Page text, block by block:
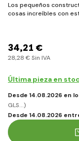
Los pequeños
cosas increíbles con
34,21 €
28,28 € Sin IVA
Última pieza en
Desde 14.08.2026 en
GLS...)
Desde 14.08.2026